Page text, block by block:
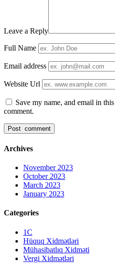
Leave a Reply
Full Name
Email address
Website Url
Save my name, and email in
comment.
Archives
November 2023
October 2023
March 2023
January 2023
Categories
1C
Hüquq Xidmətləri
Mühasibatlıq Xidməti
Vergi Xidmətləri